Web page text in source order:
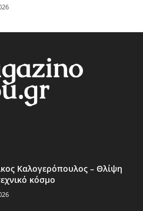
Καλογερόπουλος – Θλίψη
κόσμο